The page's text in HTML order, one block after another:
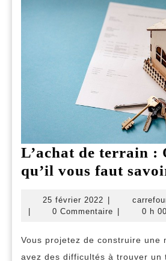
L’achat de terrain :
qu’il vous faut
25 février 2022 25
février
0 Commentaire 0 h
Vous projetez de construire une
avez des difficultés à trouver un